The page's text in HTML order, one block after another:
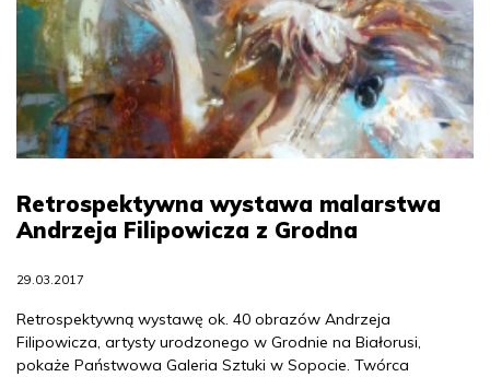
Retrospektywna wystawa malarstwa
Andrzeja Filipowicza z Grodna
29.03.2017
Retrospektywną wystawę ok. 40 obrazów Andrzeja
Filipowicza, artysty urodzonego w Grodnie na Białorusi,
pokaże Państwowa Galeria Sztuki w Sopocie. Twórca